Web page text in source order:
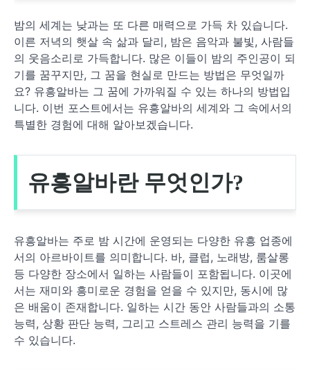
밤의 세계는 낮과는 또 다른 매력으로 가득 차 있습니다.
이른 저녁의 햇살 속 삶과 달리, 밤은 음악과 불빛, 사람들
의 웃음소리로 가득합니다. 많은 이들이 밤의 주인공이 되
기를 꿈꾸지만, 그 꿈을 현실로 만드는 방법은 무엇일까
요? 유흥알바는 그 꿈에 가까워질 수 있는 하나의 방법입
니다. 이번 포스트에서는 유흥알바의 세계와 그 속에서의
특별한 경험에 대해 알아보겠습니다.
유흥알바란 무엇인가?
유흥알바는 주로 밤 시간에 운영되는 다양한 유흥 업종에
서의 아르바이트를 의미합니다. 바, 클럽, 노래방, 룸살롱
등 다양한 장소에서 일하는 사람들이 포함됩니다. 이곳에
서는 재미와 흥미로운 경험을 얻을 수 있지만, 동시에 많
은 배움이 존재합니다. 일하는 시간 동안 사람들과의 소통
능력, 상황 판단 능력, 그리고 스트레스 관리 능력을 기를
수 있습니다.